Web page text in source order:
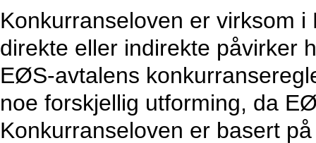
Konkurranseloven er virksom
direkte eller indirekte påvirker
EØS-avtalens
noe forskjellig utforming, da
Konkurranseloven er basert